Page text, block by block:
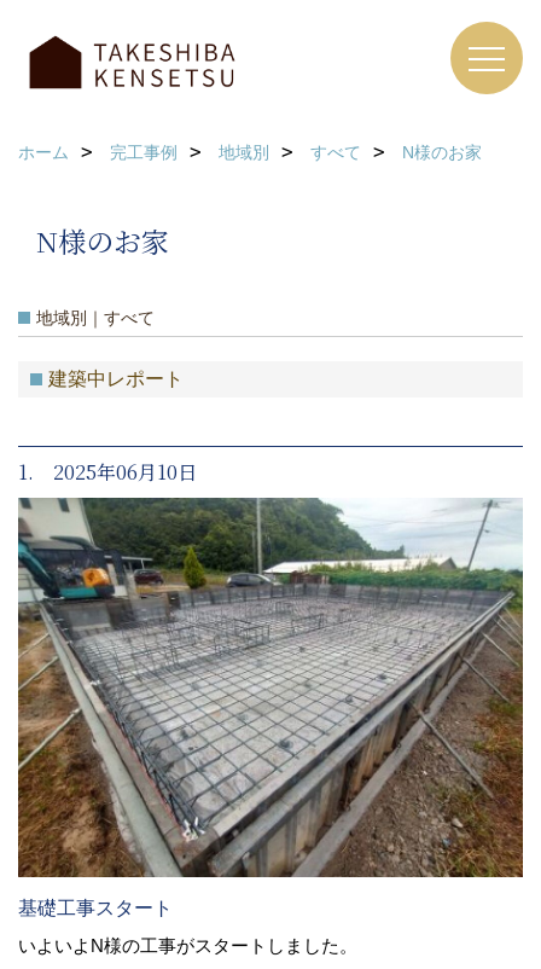
ホーム 完工事例 地域別 すべて N様のお家
N様のお家
地域別｜すべて
建築中レポート
1. 2025年06月10日
基礎工事スタート
いよいよN様の工事がスタートしました。